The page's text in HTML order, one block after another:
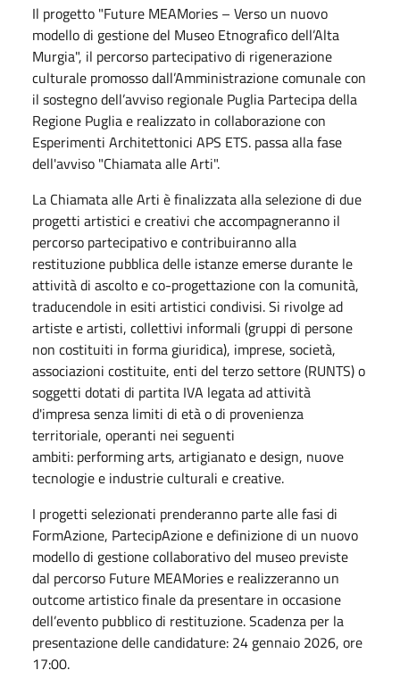
Il progetto "Future MEAMories – Verso un nuovo
modello di gestione del Museo Etnografico dell’Alta
Murgia", il percorso partecipativo di rigenerazione
culturale promosso dall’Amministrazione comunale con
il sostegno dell’avviso regionale Puglia Partecipa della
Regione Puglia e realizzato in collaborazione con
Esperimenti Architettonici APS ETS. passa alla fase
dell'avviso "Chiamata alle Arti".
La Chiamata alle Arti è finalizzata alla selezione di due
progetti artistici e creativi che accompagneranno il
percorso partecipativo e contribuiranno alla
restituzione pubblica delle istanze emerse durante le
attività di ascolto e co-progettazione con la comunità,
traducendole in esiti artistici condivisi. Si rivolge ad
artiste e artisti, collettivi informali (gruppi di persone
non costituiti in forma giuridica), imprese, società,
associazioni costituite, enti del terzo settore (RUNTS) o
soggetti dotati di partita IVA legata ad attività
d'impresa senza limiti di età o di provenienza
territoriale, operanti nei seguenti
ambiti: performing arts, artigianato e design, nuove
tecnologie e industrie culturali e creative.
I progetti selezionati prenderanno parte alle fasi di
FormAzione, PartecipAzione e definizione di un nuovo
modello di gestione collaborativo del museo previste
dal percorso Future MEAMories e realizzeranno un
outcome artistico finale da presentare in occasione
dell’evento pubblico di restituzione. Scadenza per la
presentazione delle candidature: 24 gennaio 2026, ore
17:00.